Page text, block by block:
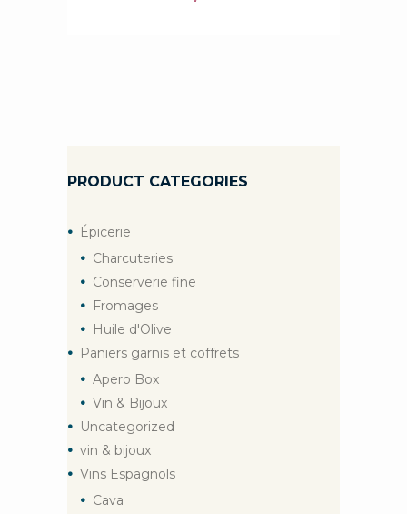
PRODUCT CATEGORIES
Épicerie
Charcuteries
Conserverie fine
Fromages
Huile d'Olive
Paniers garnis et coffrets
Apero Box
Vin & Bijoux
Uncategorized
vin & bijoux
Vins Espagnols
Cava